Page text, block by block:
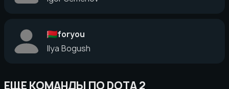
foryou
Ilya Bogush
ЕЩЕ КОМАНДЫ ПО DOTA 2